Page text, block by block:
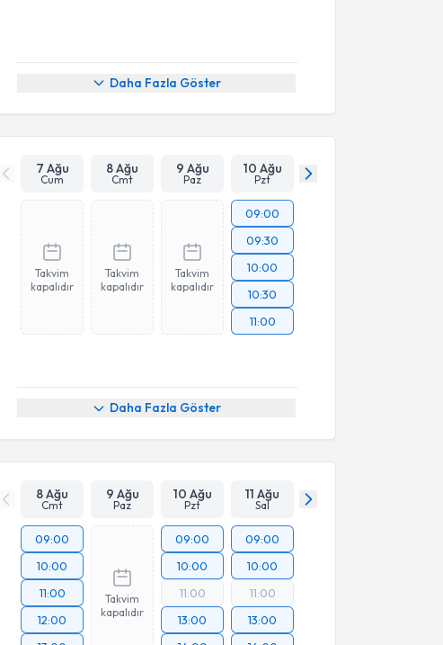
Daha Fazla Göster
7 Ağu
Cum
8 Ağu
Cmt
9 Ağu
Paz
10 Ağu
Pzt
Takvim
kapalıdır
Takvim
kapalıdır
Takvim
kapalıdır
09:00
09:30
10:00
10:30
11:00
Daha Fazla Göster
8 Ağu
Cmt
9 Ağu
Paz
10 Ağu
Pzt
11 Ağu
Sal
09:00
10:00
11:00
12:00
Takvim
kapalıdır
09:00
10:00
11:00
13:00
09:00
10:00
11:00
13:00